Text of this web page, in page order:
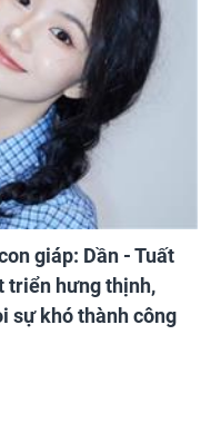
giáp: Dần - Tuất
triển hưng thịnh,
sự khó thành công